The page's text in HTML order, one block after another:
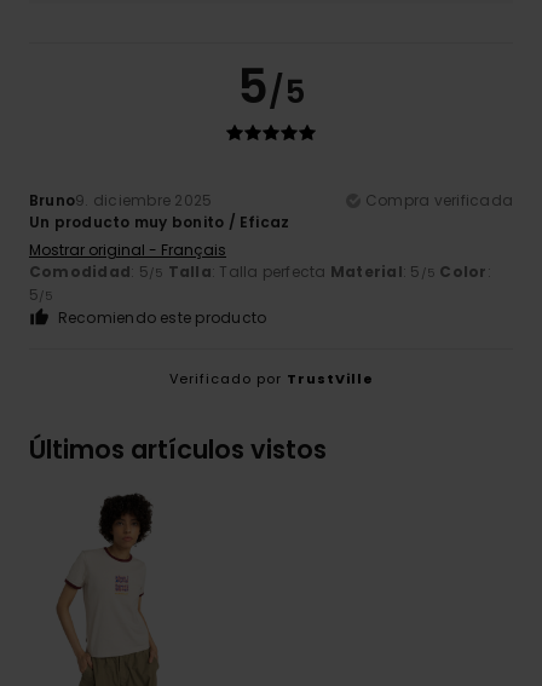
5/5
Bruno9. diciembre 2025
Compra verificada
Un producto muy bonito / Eficaz
Mostrar original - Français
Comodidad: 5/5 Talla: Talla perfecta Material: 5 /5 Color:
5/5
Recomiendo este producto
Verificado por TrustVille
Últimos artículos vistos